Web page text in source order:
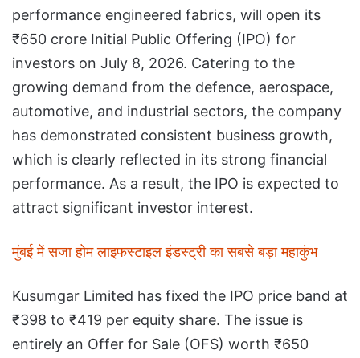
performance engineered fabrics, will open its
₹650 crore Initial Public Offering (IPO) for
investors on July 8, 2026. Catering to the
growing demand from the defence, aerospace,
automotive, and industrial sectors, the company
has demonstrated consistent business growth,
which is clearly reflected in its strong financial
performance. As a result, the IPO is expected to
attract significant investor interest.
मुंबई में सजा होम लाइफस्टाइल इंडस्ट्री का सबसे बड़ा महाकुंभ
Kusumgar Limited has fixed the IPO price band at
₹398 to ₹419 per equity share. The issue is
entirely an Offer for Sale (OFS) worth ₹650